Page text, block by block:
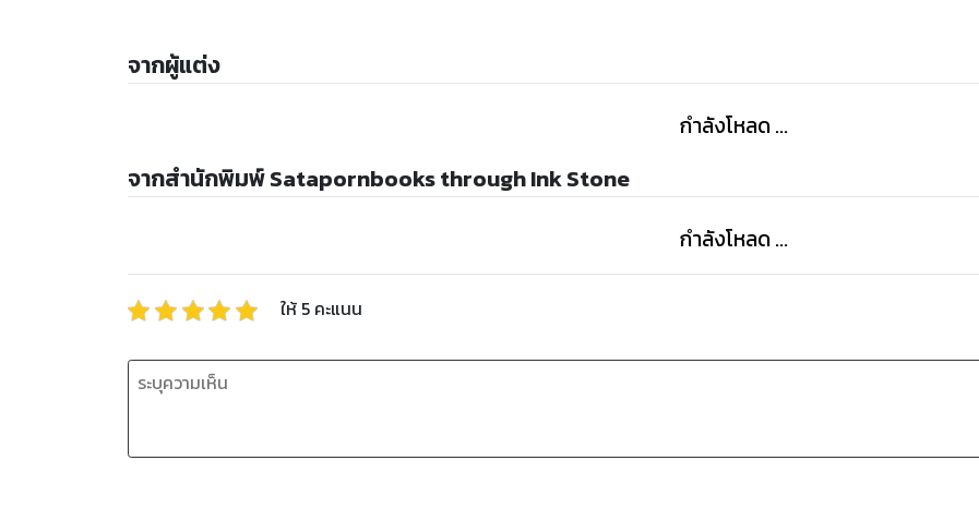
จากผู้แต่ง
กำลังโหลด ...
จากสำนักพิมพ์ Satapornbooks through Ink Stone
กำลังโหลด ...
ให้ 5 คะแนน